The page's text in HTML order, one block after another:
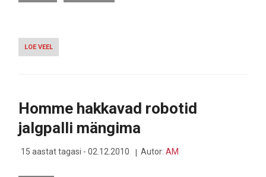
LOE VEEL
VIDEO:
POSTITEENUSE
AJASTUSSE
Homme hakkavad robotid
jalgpalli mängima
15 aastat tagasi - 02.12.2010 Autor: AM